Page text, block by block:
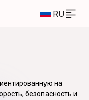
RU
на
безопасность и